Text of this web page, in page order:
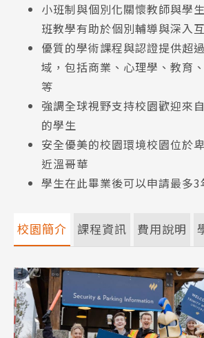
小班制與個別化關懷教師與學
班教學有助於個別輔導與深入
優質的學術課程與認證提供超
域，包括商業、心理學、教育
等
強調全球視野支持校園歡迎來
的學生
安全優美的校園環境校園位於
近溫哥華
學生在此畢業後可以申請最多
校園簡介 課程資訊 費用說明